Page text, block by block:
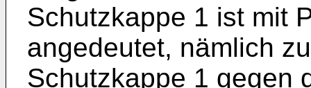
Schutzkappe 1 ist mit
angedeutet, nämlich
Schutzkappe 1 gegen